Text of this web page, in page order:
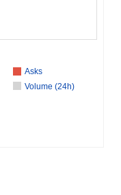
Asks
Volume (24h)